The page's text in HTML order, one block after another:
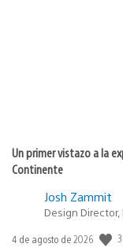
Un primer vistazo a la
Continente
Josh Zammit
Design Director,
Fecha
4 de agosto de 2026 3